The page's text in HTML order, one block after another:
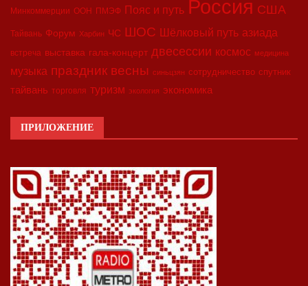
Минкоммерции ООН ПМЭФ Пояс и путь Россия США
Тайвань Форум Харбин ЧС ШОС Шёлковый путь азиада
встреча выставка гала-концерт двесессии космос медицина
музыка праздник весны синьцзян сотрудничество спутник
тайвань торговля туризм экология экономика
ПРИЛОЖЕНИЕ